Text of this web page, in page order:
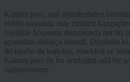
Katılım payı, mal rejimlerinden
evlilik sırasında elde ettikleri
özellikle boşanma durumunda her iki
açısından oldukça önemli. Düşünün
iki tarafın da katkıları, emekleri ve
Katılım payı ile bu ortaklığın adil bir
sağlıyorsunuz.